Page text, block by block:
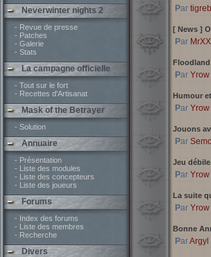
Neverwinter nights 2
- Revue de presse
- Patches
- Galerie
- Stats
La campagne officielle
- Tout sur le fort
- Recettes d'Artisanat
Mask of the Betrayer
- Solution
Annuaire
- Présentation
- Liste des modules
- Liste des concepteurs
- Liste des joueurs
Forums
- Index des forums
- Liste des membres
- Recherche
Divers
Par
[ News ]
Par
Floodland
Par Yrow
Humour
Par Yrow
Jouons
Par
Jeu
Par Yrow
La suite
Par Yrow
Bonne
ParArgyl